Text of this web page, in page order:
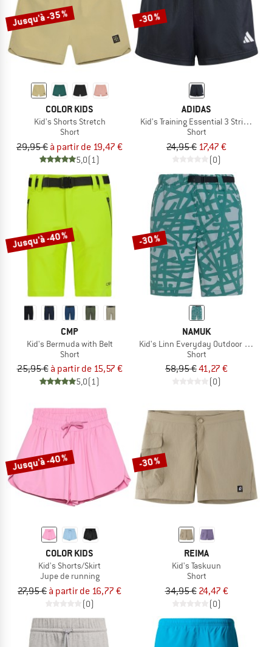
Jusqu'à -35 %
COLOR KIDS
Kid's Shorts Stretch
Short
29,95 € à partir de 19,47 €
5,0(1)
-30 %
ADIDAS
Kid's Training Essential 3 Stripes
Short
24,95 € 17,47 €
(0)
Jusqu'à -40 %
CMP
Kid's Bermuda with Belt
Short
25,95 € à partir de 15,57 €
5,0(1)
-30 %
NAMUK
Kid's Linn Everyday Outdoor Shorts
Short
58,95 €41,27 €
(0)
Jusqu'à -40 %
COLOR KIDS
Kid's Shorts/Skirt
Jupe de running
27,95 € à partir de 16,77 €
(0)
-30 %
REIMA
Kid's Taskuun
Short
34,95 € 24,47 €
(0)